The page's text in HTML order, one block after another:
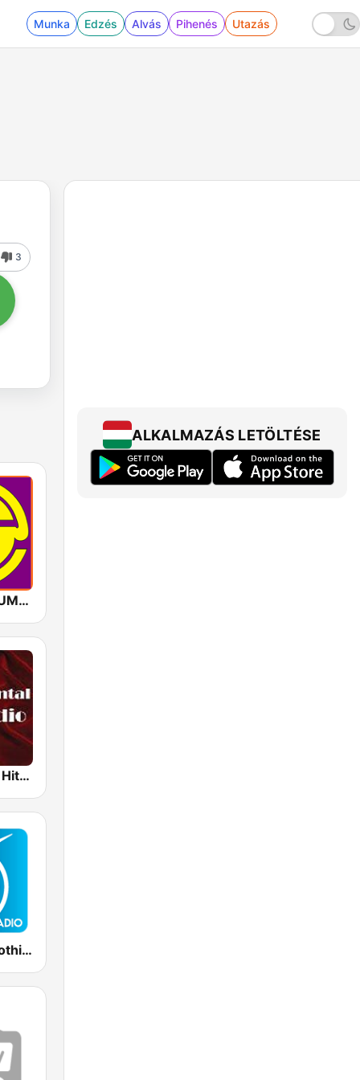
Munka Edzés Alvás Pihenés Utazás
3
GOLD INSTRUMENTAL
Instrumental Hits Radio
Positively Soothing Instrumental
ALKALMAZÁS LETÖLTÉSE